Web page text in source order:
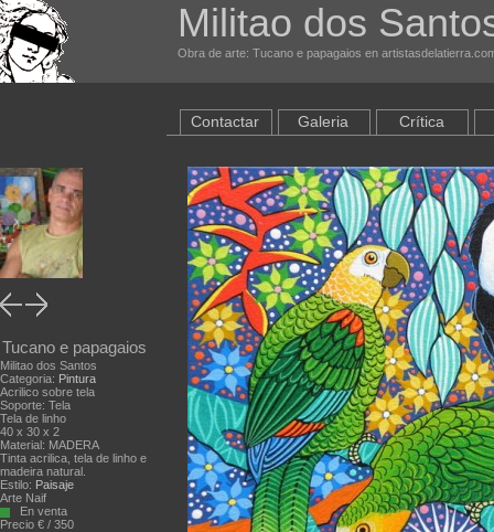
Militao dos
Obra de arte: Tucano e papagaios en
Tucano e papagaios
Militao dos Santos
Categoria: Pintura
Acrilico sobre tela
Soporte: Tela
Tela de linho
40 x 30 x 2
Material: MADERA
Tinta acrilica, tela de linho e
madeira natural.
Estilo: Paisaje
Arte Naif
En venta
Precio € / 350
Contactar Galeria Crítica